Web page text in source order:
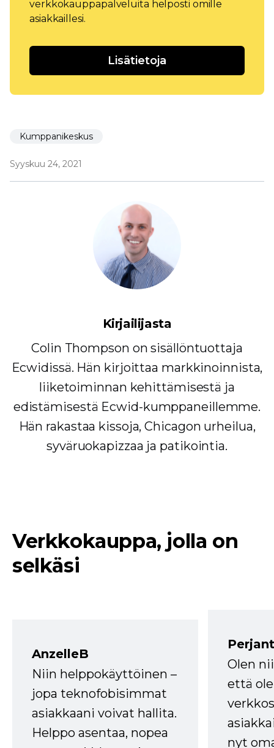
verkkokauppapalveluita helposti omille
asiakkaillesi.
Lisätietoja
Kumppanikeskus
Syyskuu 24, 2021
Kirjailijasta
Colin Thompson on sisällöntuottaja
Ecwidissä. Hän kirjoittaa markkinoinnista,
liiketoiminnan kehittämisestä ja
edistämisestä Ecwid-kumppaneillemme.
Hän rakastaa kissoja, Chicagon urheilua,
syväruokapizzaa ja patikointia.
Verkkokauppa, jolla on
selkäsi
AnzelleB
Niin helppokäyttöinen –
jopa teknofobisimmat
asiakkaani voivat hallita.
Helppo asentaa, nopea
Olen
että
nyt